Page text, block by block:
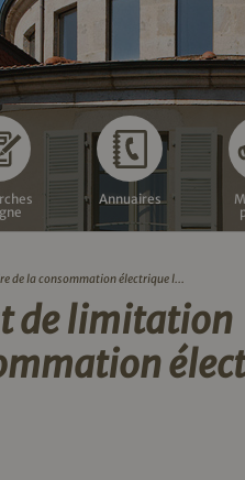
Annuaires
de la consommation électrique l...
de limitation